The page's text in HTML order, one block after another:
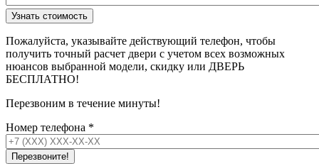
Пожалуйста, указывайте действующий телефон, чтобы
получить точный расчет двери с учетом всех возможных
нюансов выбранной модели, скидку или ДВЕРЬ
БЕСПЛАТНО!
Перезвоним в течение минуты!
Номер телефона *